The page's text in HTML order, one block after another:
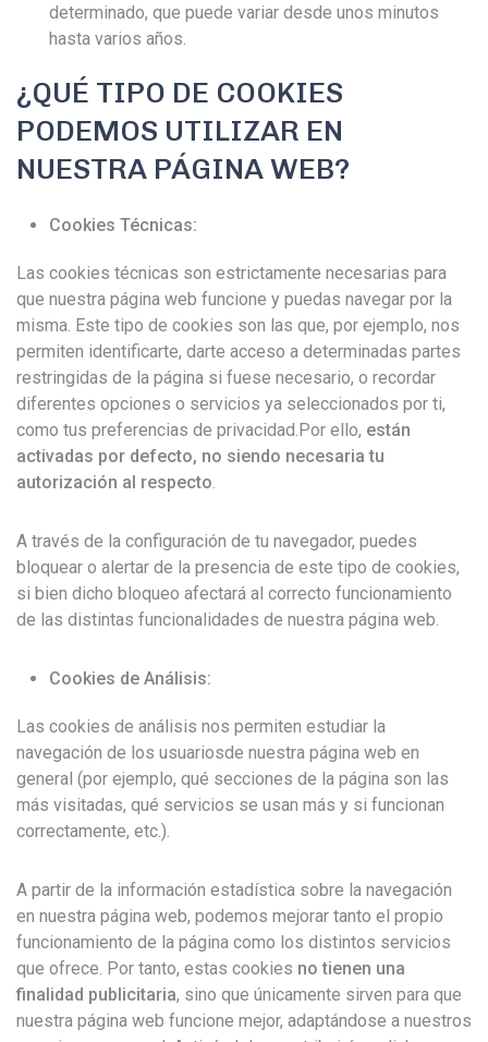
determinado, que puede variar desde unos minutos
hasta varios años.
¿QUÉ TIPO DE COOKIES
PODEMOS UTILIZAR EN
NUESTRA PÁGINA WEB?
Cookies Técnicas:
Las cookies técnicas son estrictamente necesarias para
que nuestra página web funcione y puedas navegar por la
misma. Este tipo de cookies son las que, por ejemplo, nos
permiten identificarte, darte acceso a determinadas partes
restringidas de la página si fuese necesario, o recordar
diferentes opciones o servicios ya seleccionados por ti,
como tus preferencias de privacidad.Por ello, están
activadas por defecto, no siendo necesaria tu
autorización al respecto
A través de la configuración de tu navegador, puedes
bloquear o alertar de la presencia de este tipo de cookies,
si bien dicho bloqueo afectará al correcto funcionamiento
de las distintas funcionalidades de nuestra página web.
Cookies de Análisis:
Las cookies de análisis nos permiten estudiar la
navegación de los usuariosde nuestra página web en
general (por ejemplo, qué secciones de la página son las
más visitadas, qué servicios se usan más y si funcionan
correctamente, etc.).
A partir de la información estadística sobre la navegación
en nuestra página web, podemos mejorar tanto el propio
funcionamiento de la página como los distintos servicios
que ofrece. Por tanto, estas cookies no tienen una
finalidad publicitaria, sino que únicamente sirven para que
nuestra página web funcione mejor, adaptándose a nuestros